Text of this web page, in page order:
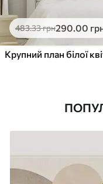
483.33грн290.00